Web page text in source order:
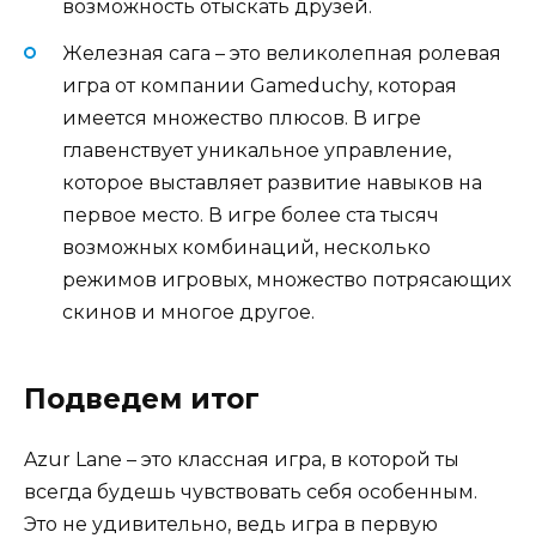
возможность отыскать друзей.
Железная сага – это великолепная ролевая
игра от компании Gameduchy, которая
имеется множество плюсов. В игре
главенствует уникальное управление,
которое выставляет развитие навыков на
первое место. В игре более ста тысяч
возможных комбинаций, несколько
режимов игровых, множество потрясающих
скинов и многое другое.
Подведем итог
Azur Lane – это классная игра, в которой ты
всегда будешь чувствовать себя особенным.
Это не удивительно, ведь игра в первую